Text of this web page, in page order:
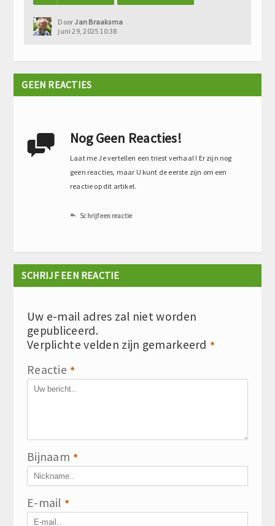
DoorJan Braaksma
juni 29, 2025 10:38
GEEN REACTIES
 Nog Geen Reacties!
Laat me Je vertellen een triest verhaal ! Er zijn nog
geen reacties, maar U kunt de eerste zijn om een
reactie op dit artikel.
 Schrijf een reactie
SCHRIJF EEN REACTIE
Uw e-mail adres zal niet worden
gepubliceerd.
Verplichte velden zijn gemarkeerd *
Reactie *
Bijnaam *
E-mail *